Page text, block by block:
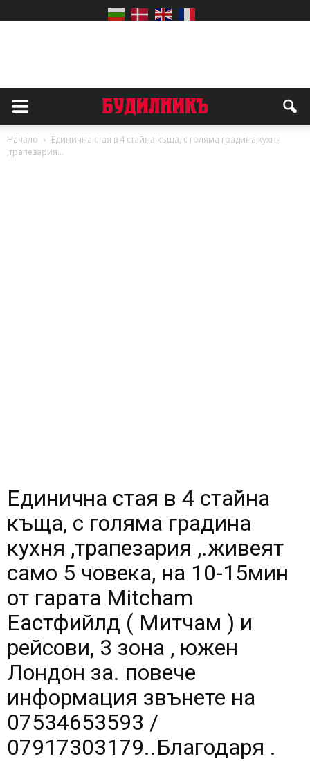
Начало
Единична стая в 4 стайна къща, с голяма градина кухня
,трапезария...
Единична стая в 4 стайна
къща, с голяма градина
кухня ,трапезария ,.живеят
само 5 човека, на 10-15мин
от гарата Mitcham
Еастфийлд ( Митчам ) и
рейсови, 3 зона , южен
Лондон за. повече
информация звънете на
07534653593 /
07917303179..Благодаря .